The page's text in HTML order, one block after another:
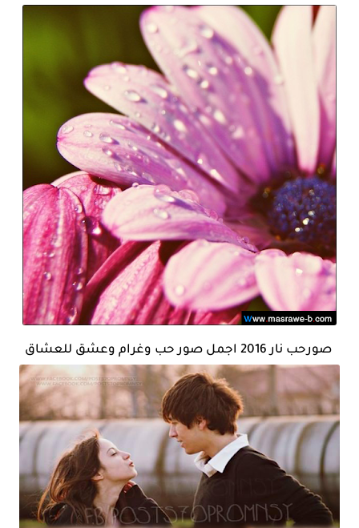
صورحب نار 2016 اجمل صور حب وغرام وعشق للعشاق